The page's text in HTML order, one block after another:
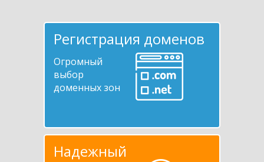
Регистрация доменов
Огромный
выбор
доменных зон
Надежный